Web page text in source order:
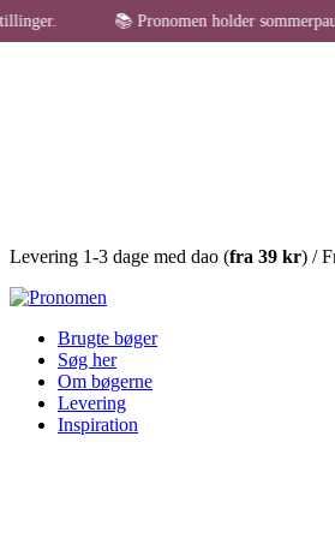
Levering 1-3 dage med dao (fra 39 kr) /
Brugte bøger
Søg her
Om bøgerne
Levering
Inspiration
📚 Pronomen holder sommerpause –